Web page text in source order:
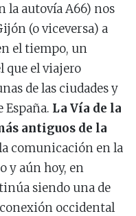
la autovía A66) nos
(o viceversa) a
el tiempo, un
que el viajero
de las ciudades y
La Vía de la
antiguos de la
comunicación en la
y aún hoy, en
siendo una de
occidental